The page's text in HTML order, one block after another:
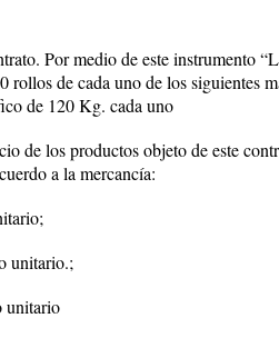
Por medio de este instrumento
rollos de cada uno de los siguientes
de 120 Kg. cada uno
de los productos objeto de este
a la mercancía:
unitario.;
unitario